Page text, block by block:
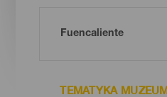
TEMATYKA